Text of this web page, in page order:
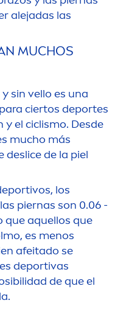
alejadas las
MUCHOS
sin vello es una
ciertos deportes
el ciclismo. Desde
mucho más
deslice de la piel
los
piernas son 0.06 -
que aquellos que
es menos
afeitado se
deportivas
de que el